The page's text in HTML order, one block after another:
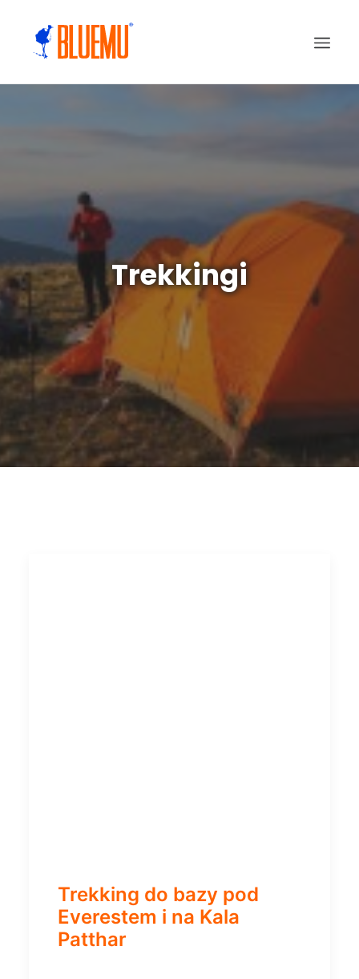
Trekkingi
Trekking do bazy pod
Everestem i na Kala
Patthar